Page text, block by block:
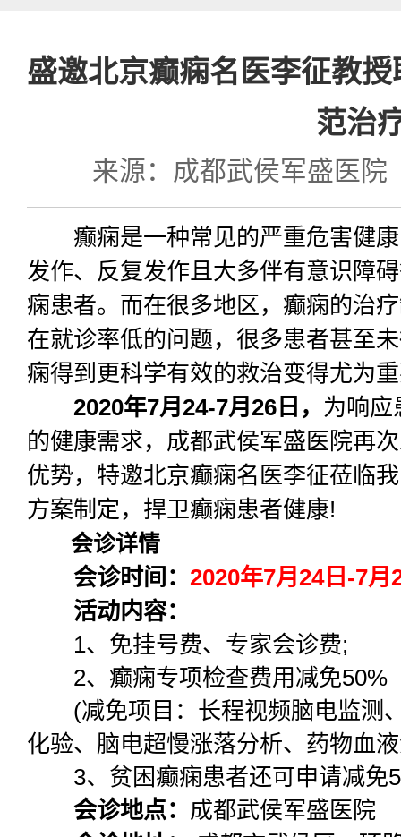
盛邀北京癫痫名医李征教
范治
来源：成都武侯军盛医
癫痫是一种常见的严重危害健康
发作、反复发作且大多伴有意识障
痫患者。而在很多地区，癫痫的治
在就诊率低的问题，很多患者甚至
痫得到更科学有效的救治变得尤为
2020年7月24-7月26日， 为响应
的健康需求，成都武侯军盛医院再
优势，特邀北京癫痫名医李征莅临
方案制定，捍卫癫痫患者健康!
会诊详情
会诊时间： 2020年7月24日-7月
活动内容：
1、免挂号费、专家会诊费;
2、癫痫专项检查费用减免50%
(减免项目：长程视频脑电监测
化验、脑电超慢涨落分析、药物血
3、贫困癫痫患者还可申请减免
会诊地点： 成都武侯军盛医院